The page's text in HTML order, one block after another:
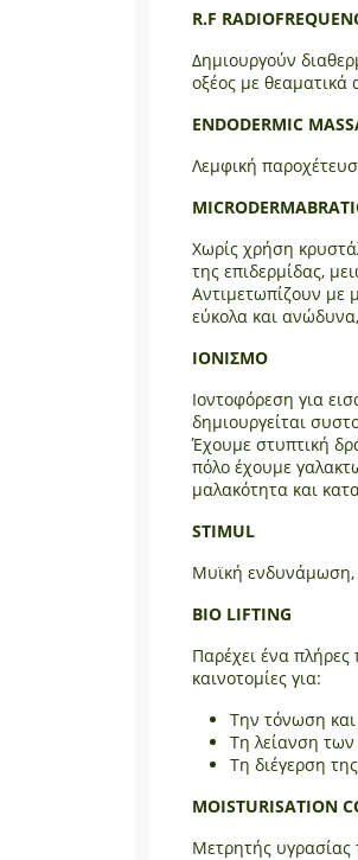
R.F
Δημιουργούν
οξέος με
ENDODERMIC
Λεμφική
Χωρίς χρήση
της επιδερμίδας,
Αντιμετωπίζουν με
εύκολα και
IONIΣΜΟ
Ιοντοφόρεση για
δημιουργείται
Έχουμε στυπτική
πόλο έχουμε
μαλακότητα και
STIMUL
Μυϊκή
ΒΙΟ LIFTING
Παρέχει ένα πλήρες
καινοτομίες για:
Την τόνωση
Τη λείανση
Τη διέγερση
ΜOISTURISATION
Μετρητής υγρασίας